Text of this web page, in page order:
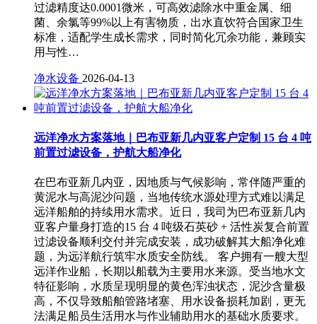
过滤精度达0.0001微米，可高效滤除水中重金属、细
菌、余氯等99%以上有害物质，出水直饮符合国家卫生
标准，适配学生成长需求，同时简化冗余功能，兼顾实
用与性…
净水设备 2026-04-13
远洋净水方案落地｜巴布亚新几内亚客户定制 15 台 4 吨
前置过滤设备，护航大船净化
在巴布亚新几内亚，因地质与气候影响，常伴随严重的
黄泥水与高泥沙问题，当地传统水源处理方式难以满足
远洋船舶的持续用水需求。近日，我司为巴布亚新几内
亚客户量身打造的15 台 4 吨级石英砂 + 活性炭复合前置
过滤设备顺利交付并完成安装，成功破解其大船净化难
题，为远洋航行筑牢水质安全防线。 客户拥有一艘大型
远洋作业船，长期以船载为主要用水来源。受当地水文
特征影响，水质呈现明显的黄色浑浊状态，泥沙含量极
高，不仅导致船舶管路堵塞、用水设备损耗加剧，更无
法满足船员生活用水与作业辅助用水的基础水质要求。